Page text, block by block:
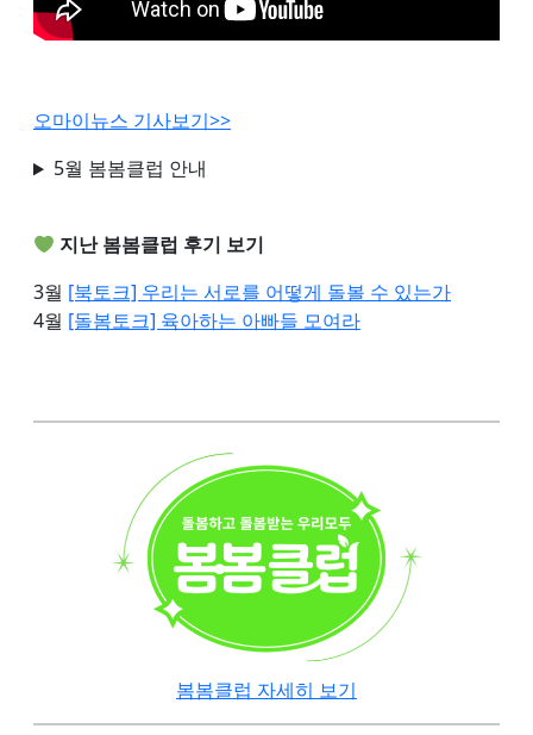
오마이뉴스 기사보기>>
5월 봄봄클럽 안내
지난 봄봄클럽 후기 보기
3월 [북토크] 우리는 서로를 어떻게 돌볼 수 있는가
4월 [돌봄토크] 육아하는 아빠들 모여라
봄봄클럽 자세히 보기